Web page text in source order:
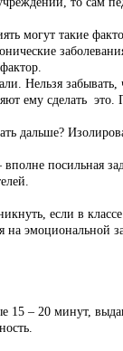
могут такие
Нельзя забывать,
ему сделать это.
дальше?
посильная
если в
эмоциональной
– 20 минут,